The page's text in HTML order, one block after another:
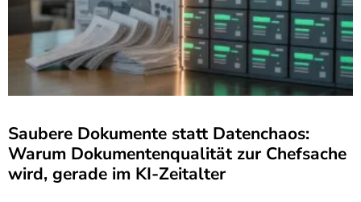
Saubere Dokumente statt Datenchaos:
Warum Dokumentenqualität zur Chefsache
wird, gerade im KI-Zeitalter